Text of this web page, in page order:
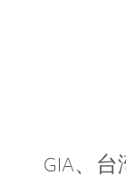
GIA、